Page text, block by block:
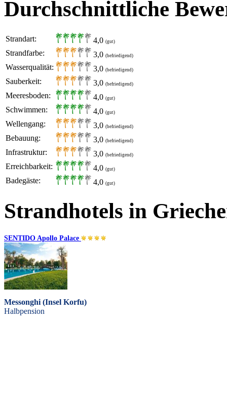
Durchschnittliche
Strandart: 4,0 (gut)
Strandfarbe: 3,0 (befriedigend)
Wasserqualität: 3,0 (befriedigend)
Sauberkeit: 3,0 (befriedigend)
Meeresboden: 4,0 (gut)
Schwimmen: 4,0 (gut)
Wellengang: 3,0 (befriedigend)
Bebauung: 3,0 (befriedigend)
Infrastruktur: 3,0 (befriedigend)
Erreichbarkeit: 4,0 (gut)
Badegäste: 4,0 (gut)
Strandhotels in
SENTIDO Apollo Palace
Messonghi (Insel Korfu)
Halbpension